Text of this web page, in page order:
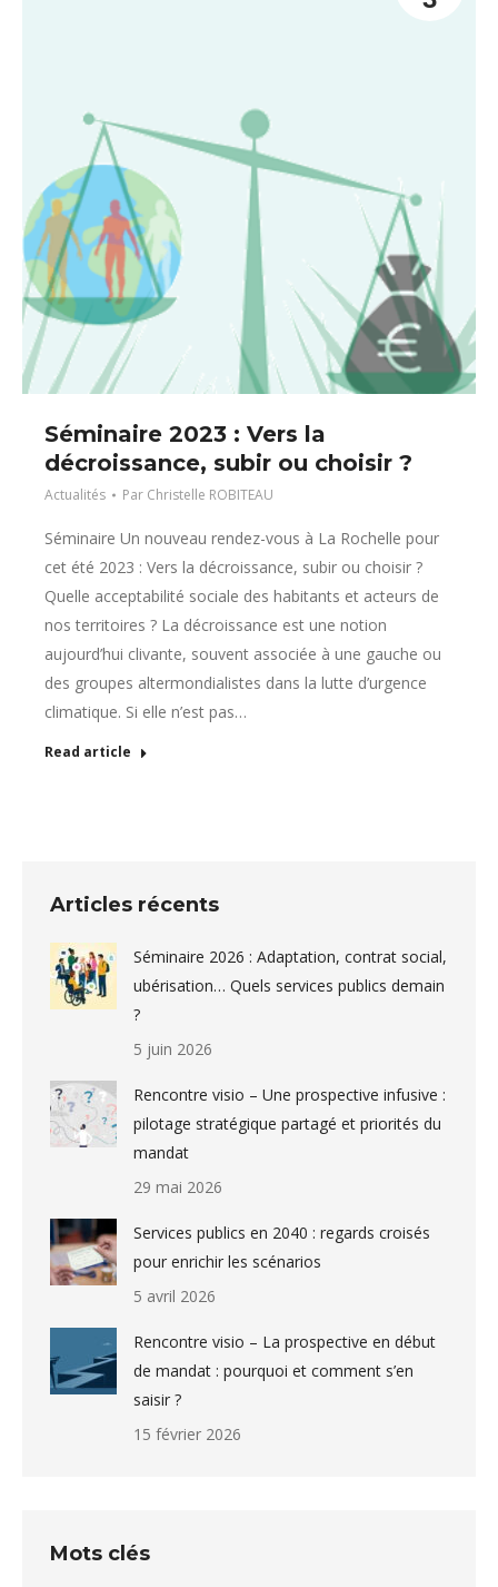
Séminaire 2023 : Vers la
décroissance, subir ou choisir ?
Actualités Par Christelle ROBITEAU
Séminaire Un nouveau rendez-vous à La Rochelle pour
cet été 2023 : Vers la décroissance, subir ou choisir ?
Quelle acceptabilité sociale des habitants et acteurs de
nos territoires ? La décroissance est une notion
aujourd’hui clivante, souvent associée à une gauche ou
des groupes altermondialistes dans la lutte d’urgence
climatique. Si elle n’est pas…
Read article
Articles récents
Séminaire 2026 : Adaptation, contrat social,
ubérisation… Quels services publics demain
?
5 juin 2026
Rencontre visio – Une prospective infusive :
pilotage stratégique partagé et priorités du
mandat
29 mai 2026
Services publics en 2040 : regards croisés
pour enrichir les scénarios
5 avril 2026
Rencontre visio – La prospective en début
de mandat : pourquoi et comment s’en
saisir ?
15 février 2026
Mots clés